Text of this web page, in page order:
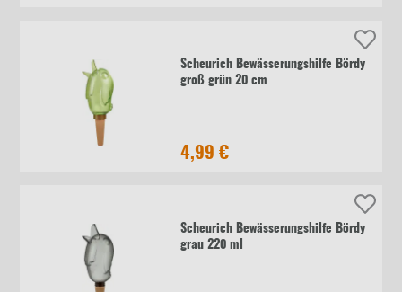
Scheurich Bewässerungshilfe Bördy
groß grün 20 cm
4,99 €
Scheurich Bewässerungshilfe Bördy
grau 220 ml